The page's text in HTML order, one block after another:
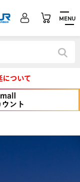
MENU
について